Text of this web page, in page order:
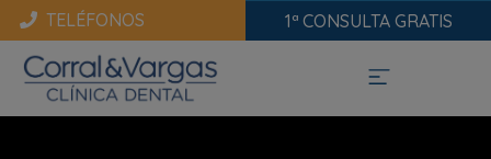
TELÉFONOS 1ª CONSULTA GRATIS